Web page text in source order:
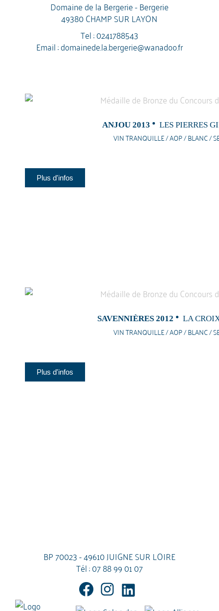
Domaine de la Bergerie - Bergerie
49380 CHAMP SUR LAYON
Tel :0241788543
Email :domainede.la.bergerie@wanadoo.fr
ANJOU 2013 LES PIERRES
VIN TRANQUILLE / AOP / BLANC /
Plus d'infos
SAVENNIÈRES 2012 LA
VIN TRANQUILLE / AOP / BLANC /
Plus d'infos
BP 70023 - 49610 JUIGNE SUR LOIRE
Tél :07 88 99 01 07